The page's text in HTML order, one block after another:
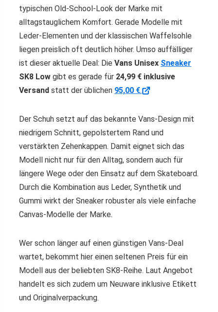
typischen Old-School-Look der Marke mit
alltagstauglichem Komfort. Gerade Modelle mit
Leder-Elementen und der klassischen Waffelsohle
liegen preislich oft deutlich höher. Umso auffälliger
ist dieser aktuelle Deal: Die Vans Unisex Sneaker
SK8 Low gibt es gerade für 24,99 € inklusive
Versand statt der üblichen 95,00 €.
Der Schuh setzt auf das bekannte Vans-Design mit
niedrigem Schnitt, gepolstertem Rand und
verstärkten Zehenkappen. Damit eignet sich das
Modell nicht nur für den Alltag, sondern auch für
längere Wege oder den Einsatz auf dem Skateboard.
Durch die Kombination aus Leder, Synthetik und
Gummi wirkt der Sneaker robuster als viele einfache
Canvas-Modelle der Marke.
Wer schon länger auf einen günstigen Vans-Deal
wartet, bekommt hier einen seltenen Preis für ein
Modell aus der beliebten SK8-Reihe. Laut Angebot
handelt es sich zudem um Neuware inklusive Etikett
und Originalverpackung.